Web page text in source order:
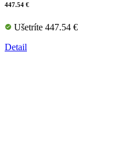
447.54 €
Ušetríte 447.54 €
Detail